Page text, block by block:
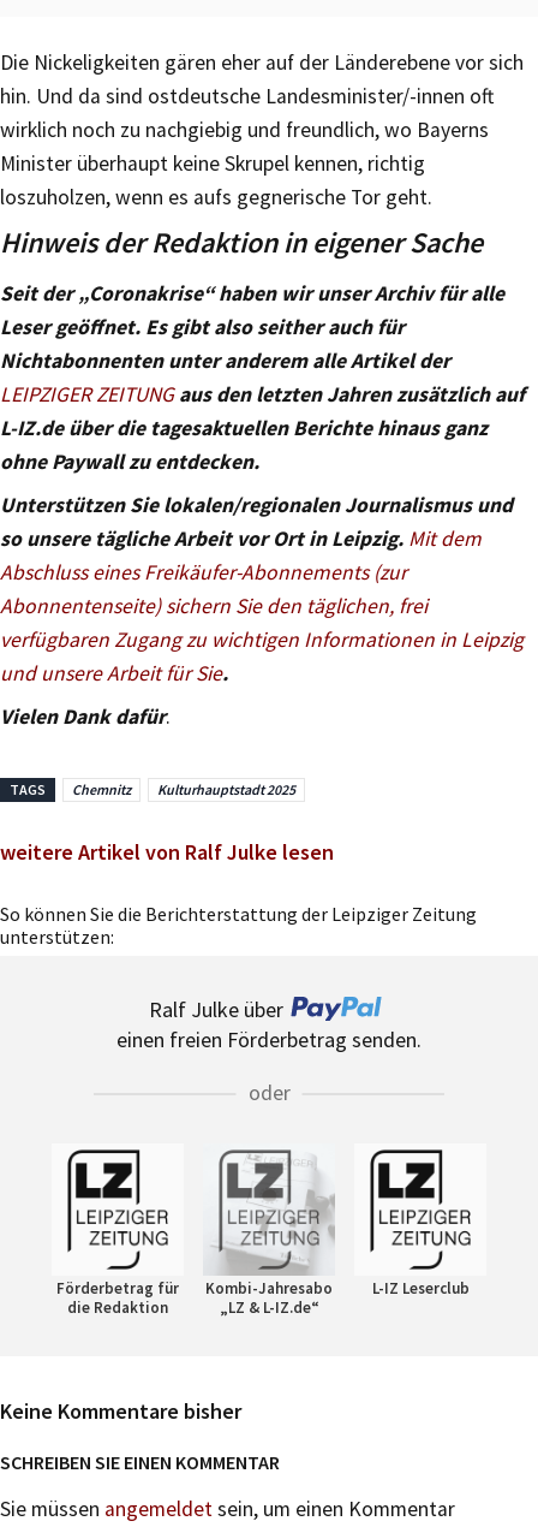
Die Nickeligkeiten gären eher auf der Länderebene vor sich
hin. Und da sind ostdeutsche Landesminister/-innen oft
wirklich noch zu nachgiebig und freundlich, wo Bayerns
Minister überhaupt keine Skrupel kennen, richtig
loszuholzen, wenn es aufs gegnerische Tor geht.
Hinweis der Redaktion in eigener Sache
Seit der „Coronakrise“ haben wir unser Archiv für alle
Leser geöffnet. Es gibt also seither auch für
Nichtabonnenten unter anderem alle Artikel der
LEIPZIGER ZEITUNGaus den letzten Jahren zusätzlich auf
L-IZ.de über die tagesaktuellen Berichte hinaus ganz
ohne Paywall zu entdecken.
Unterstützen Sie lokalen/regionalen Journalismus und
so unsere tägliche Arbeit vor Ort in Leipzig. Mit dem
Abschluss eines Freikäufer-Abonnements (zur
Abonnentenseite) sichern Sie den täglichen, frei
verfügbaren Zugang zu wichtigen Informationen in Leipzig
und unsere Arbeit für Sie.
Vielen Dank dafür.
TAGS Chemnitz Kulturhauptstadt 2025
weitere Artikel von Ralf Julke lesen
So können Sie die Berichterstattung der Leipziger Zeitung
unterstützen:
Ralf Julke über
einen freien Förderbetrag senden.
oder
Förderbetrag für
die Redaktion
Kombi-Jahresabo
„LZ & L-IZ.de“
L-IZ Leserclub
Keine Kommentare bisher
SCHREIBEN SIE EINEN KOMMENTAR
Sie müssen angemeldetsein, um einen Kommentar